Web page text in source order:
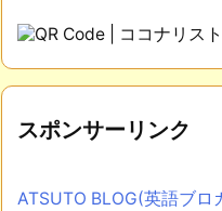
スポンサーリンク
ATSUTO BLOG(英語ブロ